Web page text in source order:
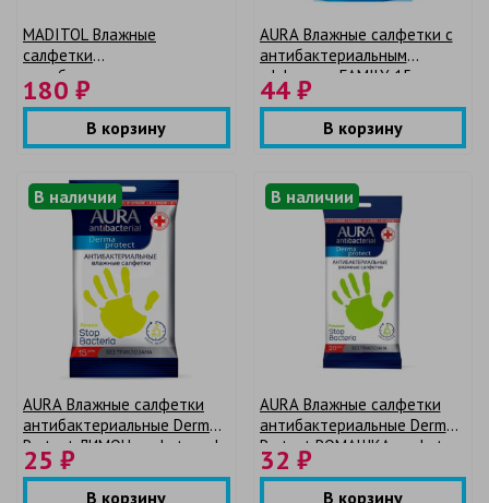
MADITOL Влажные
салфетки
антибактериальные с
ионами серебра big-pack с
крышкой 72шт
180 ₽
В корзину
AURA Влажные салфетки c
антибактериальным
эффектом FAMILY 15шт.
44 ₽
В корзину
В наличии
AURA Влажные салфетки
антибактериальные Derma
Protect ЛИМОН pocket-pack
15шт
25 ₽
В корзину
В наличии
AURA Влажные салфетки
антибактериальные Derma
Protect РОМАШКА pocket-
pack 20шт
32 ₽
В корзину